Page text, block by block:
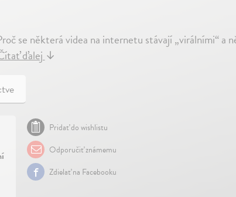
se některá videa na internetu stávají „virálními“ a
ďalej↓
Pridať do wishlistu
Odporučiť známemu
Zdielať na Facebooku